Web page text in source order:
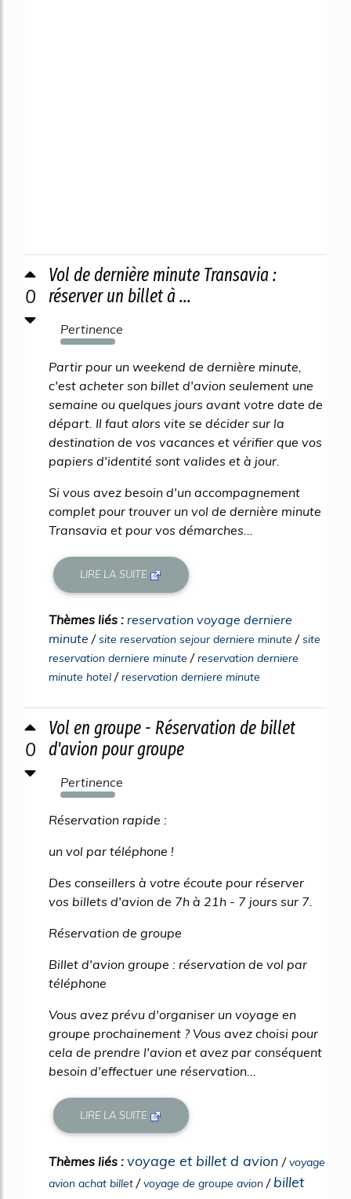
0
Vol de dernière minute Transavia :
réserver un billet à ...
Pertinence
1682%
Partir pour un weekend de dernière minute,
c'est acheter son billet d'avion seulement une
semaine ou quelques jours avant votre date de
départ. Il faut alors vite se décider sur la
destination de vos vacances et vérifier que vos
papiers d'identité sont valides et à jour.
Si vous avez besoin d'un accompagnement
complet pour trouver un vol de dernière minute
Transavia et pour vos démarches...
LIRE LA SUITE
Thèmes liés : reservation voyage derniere
minute /site reservation sejour derniere minute /site
reservation derniere minute / reservation derniere
minute hotel / reservation derniere minute
0
Vol en groupe - Réservation de billet
d'avion pour groupe
Pertinence
677%
Réservation rapide :
un vol par téléphone !
Des conseillers à votre écoute pour réserver
vos billets d'avion de 7h à 21h - 7 jours sur 7.
Réservation de groupe
Billet d'avion groupe : réservation de vol par
téléphone
Vous avez prévu d'organiser un voyage en
groupe prochainement ? Vous avez choisi pour
cela de prendre l'avion et avez par conséquent
besoin d'effectuer une réservation...
LIRE LA SUITE
Thèmes liés : voyage et billet d avion /voyage
avion achat billet /voyage de groupe avion / billet